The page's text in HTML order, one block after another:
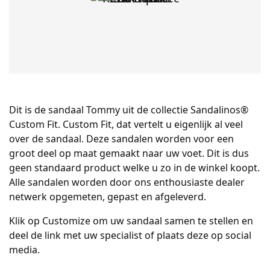
Dit is de sandaal Tommy uit de collectie Sandalinos®
Custom Fit. Custom Fit, dat vertelt u eigenlijk al veel
over de sandaal. Deze sandalen worden voor een
groot deel op maat gemaakt naar uw voet. Dit is dus
geen standaard product welke u zo in de winkel koopt.
Alle sandalen worden door ons enthousiaste dealer
netwerk opgemeten, gepast en afgeleverd.
Klik op Customize om uw sandaal samen te stellen en
deel de link met uw specialist of plaats deze op social
media.